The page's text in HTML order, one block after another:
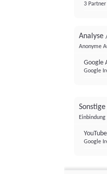
3 Partner
Analyse
Anonyme
Google
Google
YouTube
Google